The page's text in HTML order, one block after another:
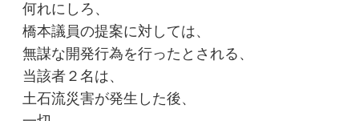
何れにしろ、
橋本議員の提案に対しては、
無謀な開発行為を行ったとされる、
当該者２名は、
土石流災害が発生した後、